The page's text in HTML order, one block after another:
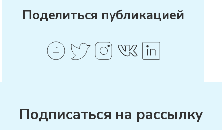
Поделиться публикацией
Подписаться на рассылку